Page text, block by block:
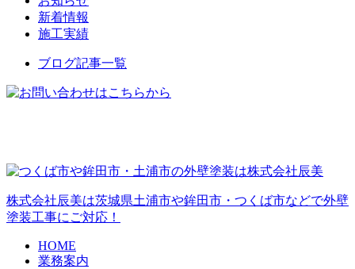
新着情報
施工実績
ブログ記事一覧
株式会社辰美は茨城県土浦市や鉾田市・つくば市などで外壁
塗装工事にご対応！
HOME
業務案内